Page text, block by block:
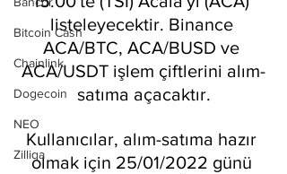
Bitcoin Cash
Chainlink
Dogecoin
NEO
Zilliqa
listeleyecektir. Binance
ACA/BTC, ACA/BUSD ve
ACA/USDT işlem çiftlerini alım-
satıma açacaktır.
Kullanıcılar, alım-satıma hazır
olmak için 25/01/2022 günü